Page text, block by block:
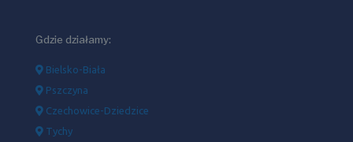
Gdzie działamy:
Bielsko-Biała
Pszczyna
Czechowice-Dziedzice
Tychy